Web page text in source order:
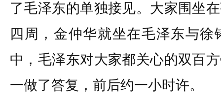
了毛泽东的单独接见。大家围坐
四周，金仲华就坐在毛泽东与
中，毛泽东对大家都关心的双百
一做了答复，前后约一小时许。